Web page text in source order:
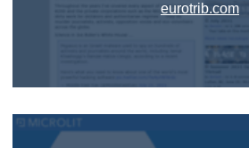
eurotrib.com